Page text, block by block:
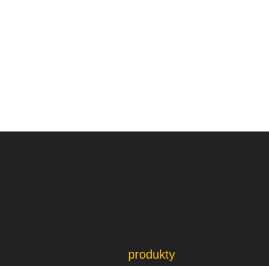
produkty